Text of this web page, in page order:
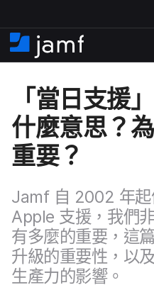
​
至
​
內
住
家
「當日​支援
什麼意思？​
重要？
Jamf 自 2002 年​
Apple 支援，​我們​
有​多麼​的​重要，​這​
升級​的​重要性，​以
生產力​的​影響。